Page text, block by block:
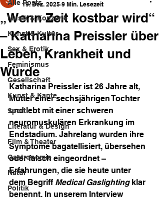
Alle Posts
Musik & Konzerte
Kunst & Kultur
Sex & Erotik
Feminismus
Gesellschaft
Kunst & Kante
Sport
Literatur & Design
Film & Theater
Gastronomie
Natur
Politik
„Wenn Zeit kostbar wird“
– Katharina Preissler über
Leben, Krankheit und
Würde
19. Dez. 2025 9 Min. Lesezeit
Katharina Preissler ist 26 Jahre alt,
Mutter einer sechsjährigen Tochter
und lebt mit einer schweren
neuromuskulären Erkrankung im
Endstadium. Jahrelang wurden ihre
Symptome bagatellisiert, übersehen
oder falsch eingeordnet –
Erfahrungen, die sie heute unter
dem Begriff Medical Gaslighting klar
benennt. In unserem Interview